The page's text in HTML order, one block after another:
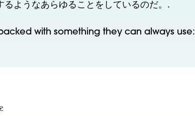
ようなあらゆることをしているのだ。.
with something they can always use: